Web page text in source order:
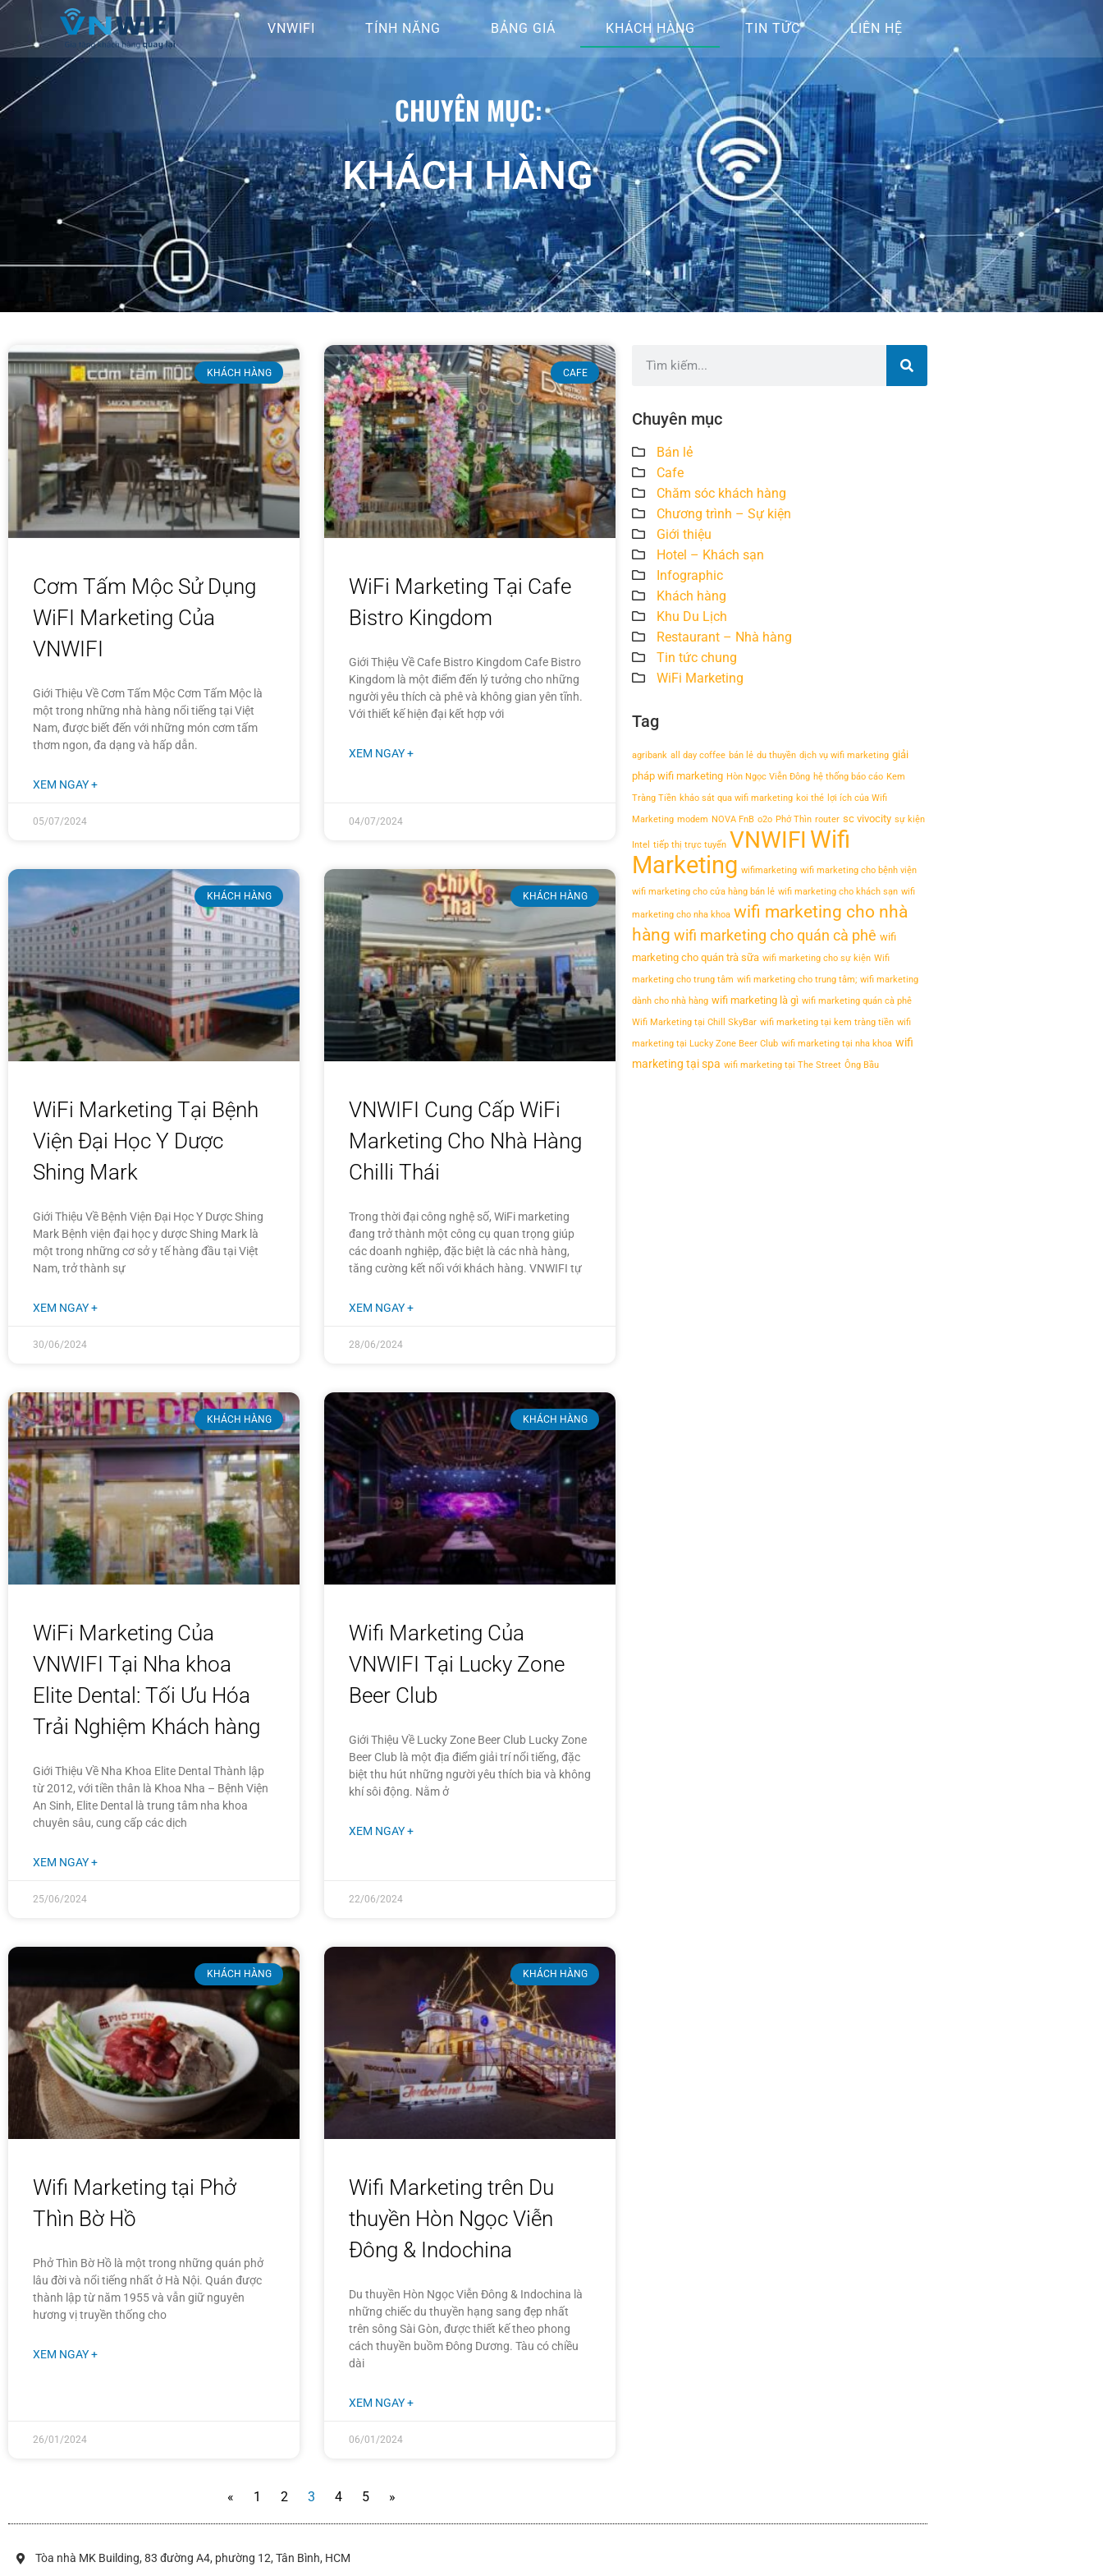
VNWIFI TÍNH NĂNG BẢNG GIÁ KHÁCH HÀNG TIN TỨC LIÊN HỆ
CHUYÊN MỤC:
KHÁCH HÀNG
KHÁCH HÀNG
Cơm Tấm Mộc Sử Dụng
WiFI Marketing Của
VNWIFI
Giới Thiệu Về Cơm Tấm Mộc Cơm Tấm Mộc là
một trong những nhà hàng nổi tiếng tại Việt
Nam, được biết đến với những món cơm tấm
thơm ngon, đa dạng và hấp dẫn.
XEM NGAY +
05/07/2024
CAFE
WiFi Marketing Tại Cafe
Bistro Kingdom
Giới Thiệu Về Cafe Bistro Kingdom Cafe Bistro
Kingdom là một điểm đến lý tưởng cho những
người yêu thích cà phê và không gian yên tĩnh.
Với thiết kế hiện đại kết hợp với
XEM NGAY +
04/07/2024
KHÁCH HÀNG
WiFi Marketing Tại Bệnh
Viện Đại Học Y Dược
Shing Mark
Giới Thiệu Về Bệnh Viện Đại Học Y Dược Shing
Mark Bệnh viện đại học y dược Shing Mark là
một trong những cơ sở y tế hàng đầu tại Việt
Nam, trở thành sự
XEM NGAY +
30/06/2024
KHÁCH HÀNG
VNWIFI Cung Cấp WiFi
Marketing Cho Nhà Hàng
Chilli Thái
Trong thời đại công nghệ số, WiFi marketing
đang trở thành một công cụ quan trọng giúp
các doanh nghiệp, đặc biệt là các nhà hàng,
tăng cường kết nối với khách hàng. VNWIFI tự
XEM NGAY +
28/06/2024
KHÁCH HÀNG
WiFi Marketing Của
VNWIFI Tại Nha khoa
Elite Dental: Tối Ưu Hóa
Trải Nghiệm Khách hàng
Giới Thiệu Về Nha Khoa Elite Dental Thành lập
từ 2012, với tiền thân là Khoa Nha – Bệnh Viện
An Sinh, Elite Dental là trung tâm nha khoa
chuyên sâu, cung cấp các dịch
XEM NGAY +
25/06/2024
KHÁCH HÀNG
Wifi Marketing Của
VNWIFI Tại Lucky Zone
Beer Club
Giới Thiệu Về Lucky Zone Beer Club Lucky Zone
Beer Club là một địa điểm giải trí nổi tiếng, đặc
biệt thu hút những người yêu thích bia và không
khí sôi động. Nằm ở
XEM NGAY +
22/06/2024
KHÁCH HÀNG
Wifi Marketing tại Phở
Thìn Bờ Hồ
Phở Thìn Bờ Hồ là một trong những quán phở
lâu đời và nổi tiếng nhất ở Hà Nội. Quán được
thành lập từ năm 1955 và vẫn giữ nguyên
hương vị truyền thống cho
XEM NGAY +
26/01/2024
KHÁCH HÀNG
Wifi Marketing trên Du
thuyền Hòn Ngọc Viễn
Đông & Indochina
Du thuyền Hòn Ngọc Viễn Đông & Indochina là
những chiếc du thuyền hạng sang đẹp nhất
trên sông Sài Gòn, được thiết kế theo phong
cách thuyền buồm Đông Dương. Tàu có chiều
dài
XEM NGAY +
06/01/2024
« 1 2 3 4 5 »
Chuyên mục
Bán lẻ
Cafe
Chăm sóc khách hàng
Chương trình – Sự kiện
Giới thiệu
Hotel – Khách sạn
Infographic
Khách hàng
Khu Du Lịch
Restaurant – Nhà hàng
Tin tức chung
WiFi Marketing
Tag
agribank all day coffee bán lẻ du thuyền dịch vụ wifi marketing giải
pháp wifi marketing Hòn Ngọc Viễn Đông hệ thống báo cáo Kem
Tràng Tiền khảo sát qua wifi marketing koi thé lợi ích của Wifi
Marketing modem NOVA FnB o2o Phở Thìn router sc vivocity sự kiện
Intel tiếp thị trực tuyến VNWIFI Wifi
Marketing wifimarketing wifi marketing cho bệnh viện
wifi marketing cho cửa hàng bán lẻ wifi marketing cho khách sạn wifi
marketing cho nha khoa wifi marketing cho nhà
hàng wifi marketing cho quán cà phê wifi
marketing cho quán trà sữa wifi marketing cho sự kiện Wifi
marketing cho trung tâm wifi marketing cho trung tâm; wifi marketing
dành cho nhà hàng wifi marketing là gì wifi marketing quán cà phê
Wifi Marketing tại Chill SkyBar wifi marketing tại kem tràng tiền wifi
marketing tại Lucky Zone Beer Club wifi marketing tại nha khoa wifi
marketing tại spa wifi marketing tại The Street Ông Bầu
Tòa nhà MK Building, 83 đường A4, phường 12, Tân Bình, HCM